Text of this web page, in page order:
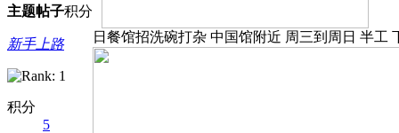
主题帖子积分
新手上路
积分
5
日餐馆招洗碗打杂 中国馆附近 周三到周日 半工